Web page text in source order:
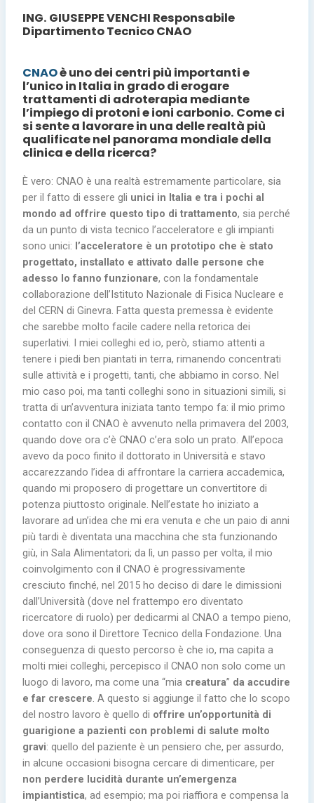
ING. GIUSEPPE VENCHI Responsabile
Dipartimento Tecnico CNAO
CNAOè uno dei centri più importanti e
l’unico in Italia in grado di erogare
trattamenti di adroterapia mediante
l’impiego di protoni e ioni carbonio. Come ci
si sente a lavorare in una delle realtà più
qualificate nel panorama mondiale della
clinica e della ricerca?
È vero: CNAO è una realtà estremamente particolare, sia
per il fatto di essere gli unici in Italia e tra i pochi al
mondo ad offrire questo tipo di trattamento, sia perché
da un punto di vista tecnico l’acceleratore e gli impianti
sono unici: l’acceleratore è un prototipo che è stato
progettato, installato e attivato dalle persone che
adesso lo fanno funzionare, con la fondamentale
collaborazione dell’Istituto Nazionale di Fisica Nucleare e
del CERN di Ginevra. Fatta questa premessa è evidente
che sarebbe molto facile cadere nella retorica dei
superlativi. I miei colleghi ed io, però, stiamo attenti a
tenere i piedi ben piantati in terra, rimanendo concentrati
sulle attività e i progetti, tanti, che abbiamo in corso. Nel
mio caso poi, ma tanti colleghi sono in situazioni simili, si
tratta di un’avventura iniziata tanto tempo fa: il mio primo
contatto con il CNAO è avvenuto nella primavera del 2003,
quando dove ora c’è CNAO c’era solo un prato. All’epoca
avevo da poco finito il dottorato in Università e stavo
accarezzando l’idea di affrontare la carriera accademica,
quando mi proposero di progettare un convertitore di
potenza piuttosto originale. Nell’estate ho iniziato a
lavorare ad un’idea che mi era venuta e che un paio di anni
più tardi è diventata una macchina che sta funzionando
giù, in Sala Alimentatori; da lì, un passo per volta, il mio
coinvolgimento con il CNAO è progressivamente
cresciuto finché, nel 2015 ho deciso di dare le dimissioni
dall’Università (dove nel frattempo ero diventato
ricercatore di ruolo) per dedicarmi al CNAO a tempo pieno,
dove ora sono il Direttore Tecnico della Fondazione. Una
conseguenza di questo percorso è che io, ma capita a
molti miei colleghi, percepisco il CNAO non solo come un
luogo di lavoro, ma come una “mia creatura” da accudire
e far crescere. A questo si aggiunge il fatto che lo scopo
del nostro lavoro è quello di offrire un’opportunità di
guarigione a pazienti con problemi di salute molto
gravi: quello del paziente è un pensiero che, per assurdo,
in alcune occasioni bisogna cercare di dimenticare, per
non perdere lucidità durante un’emergenza
impiantistica, ad esempio; ma poi riaffiora e compensa la